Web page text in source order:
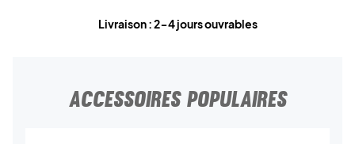
Livraison : 2-4 jours ouvrables
ACCESSOIRES POPULAIRES